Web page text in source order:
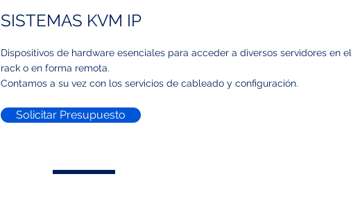
SISTEMAS KVM IP
Dispositivos de hardware esenciales para acceder a diversos servidores en el
rack o en forma remota.
Contamos a su vez con los servicios de cableado y configuración.
Solicitar Presupuesto